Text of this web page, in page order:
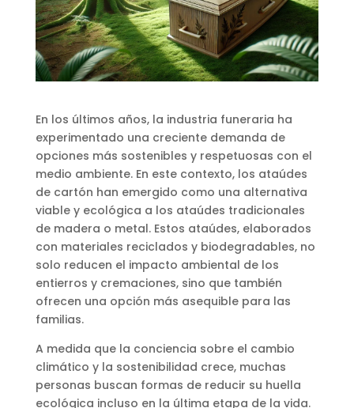
En los últimos años, la industria funeraria ha
experimentado una creciente demanda de
opciones más sostenibles y respetuosas con el
medio ambiente. En este contexto, los ataúdes
de cartón han emergido como una alternativa
viable y ecológica a los ataúdes tradicionales
de madera o metal. Estos ataúdes, elaborados
con materiales reciclados y biodegradables, no
solo reducen el impacto ambiental de los
entierros y cremaciones, sino que también
ofrecen una opción más asequible para las
familias.
A medida que la conciencia sobre el cambio
climático y la sostenibilidad crece, muchas
personas buscan formas de reducir su huella
ecológica incluso en la última etapa de la vida.